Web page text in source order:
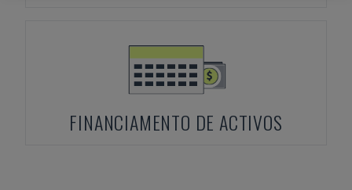
FINANCIAMENTO DE ACTIVOS